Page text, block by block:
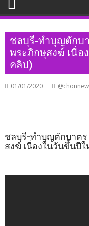
ชลบุรี-ทำบุญตักบ
พระภิกษุสงฆ์ เนื่อ
คลิป)
01/01/2020
ชลบุรี-ทำบุญตักบาตร
สงฆ์ เนื่องในวันขึ้นปีใ